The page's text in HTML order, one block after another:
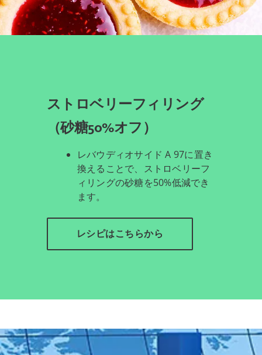
ストロベリーフィリング
（砂糖50%オフ）
レバウディオサイド A 97に置き
換えることで、ストロベリーフ
ィリングの砂糖を50%低減でき
ます。
レシピはこちらから